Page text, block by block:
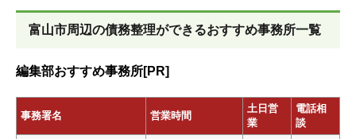
富山市周辺の債務整理ができるおすすめ事務所一覧
編集部おすすめ事務所[PR]
事務署名 営業時間
土日営
業
電話相
談